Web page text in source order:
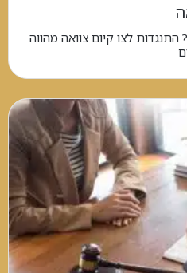
התנגדות לצו קיום צוואה מהווה